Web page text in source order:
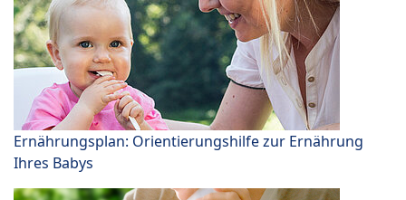
Ernährungsplan: Orientierungshilfe zur Ernährung
Ihres Babys